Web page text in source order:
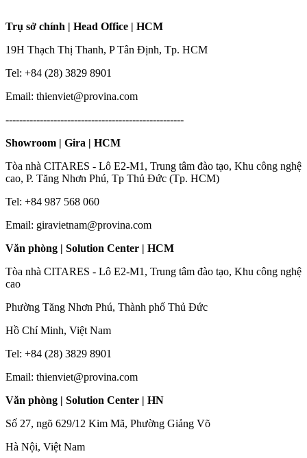
Trụ sở chính | Head Office | HCM
19H Thạch Thị Thanh, P Tân Định, Tp. HCM
Tel: +84 (28) 3829 8901
Email: thienviet@provina.com
----------------------------------------------------
Showroom | Gira | HCM
Tòa nhà CITARES - Lô E2-M1, Trung tâm đào tạo, Khu công nghệ
cao, P. Tăng Nhơn Phú, Tp Thủ Đức (Tp. HCM)
Tel: +84 987 568 060
Email: giravietnam@provina.com
Văn phòng | Solution Center | HCM
Tòa nhà CITARES - Lô E2-M1, Trung tâm đào tạo, Khu công nghệ
cao
Phường Tăng Nhơn Phú, Thành phố Thủ Đức
Hồ Chí Minh, Việt Nam
Tel: +84 (28) 3829 8901
Email: thienviet@provina.com
Văn phòng | Solution Center | HN
Số 27, ngõ 629/12 Kim Mã, Phường Giảng Võ
Hà Nội, Việt Nam